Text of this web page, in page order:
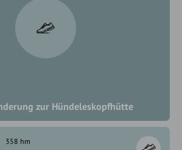
zur Hündeleskopfhütte
358 hm